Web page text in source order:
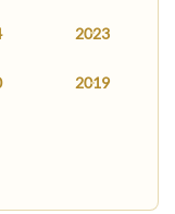
2023
2019